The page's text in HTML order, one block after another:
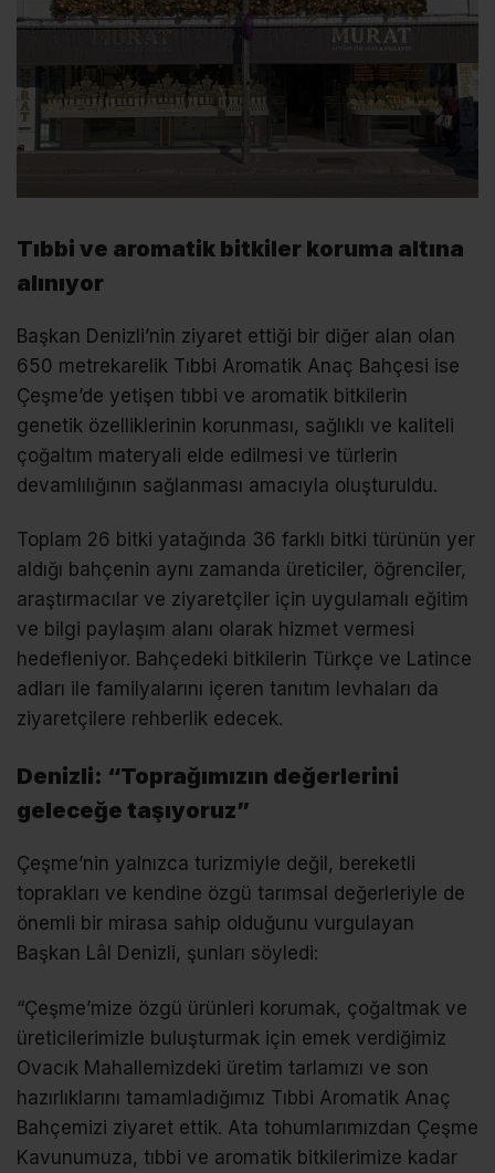
Tıbbi ve aromatik bitkiler koruma altına
alınıyor
Başkan Denizli’nin ziyaret ettiği bir diğer alan olan
650 metrekarelik Tıbbi Aromatik Anaç Bahçesi ise
Çeşme’de yetişen tıbbi ve aromatik bitkilerin
genetik özelliklerinin korunması, sağlıklı ve kaliteli
çoğaltım materyali elde edilmesi ve türlerin
devamlılığının sağlanması amacıyla oluşturuldu.
Toplam 26 bitki yatağında 36 farklı bitki türünün yer
aldığı bahçenin aynı zamanda üreticiler, öğrenciler,
araştırmacılar ve ziyaretçiler için uygulamalı eğitim
ve bilgi paylaşım alanı olarak hizmet vermesi
hedefleniyor. Bahçedeki bitkilerin Türkçe ve Latince
adları ile familyalarını içeren tanıtım levhaları da
ziyaretçilere rehberlik edecek.
Denizli: “Toprağımızın değerlerini
geleceğe taşıyoruz”
Çeşme’nin yalnızca turizmiyle değil, bereketli
toprakları ve kendine özgü tarımsal değerleriyle de
önemli bir mirasa sahip olduğunu vurgulayan
Başkan Lâl Denizli, şunları söyledi:
“Çeşme’mize özgü ürünleri korumak, çoğaltmak ve
üreticilerimizle buluşturmak için emek verdiğimiz
Ovacık Mahallemizdeki üretim tarlamızı ve son
hazırlıklarını tamamladığımız Tıbbi Aromatik Anaç
Bahçemizi ziyaret ettik. Ata tohumlarımızdan Çeşme
Kavunumuza, tıbbi ve aromatik bitkilerimize kadar